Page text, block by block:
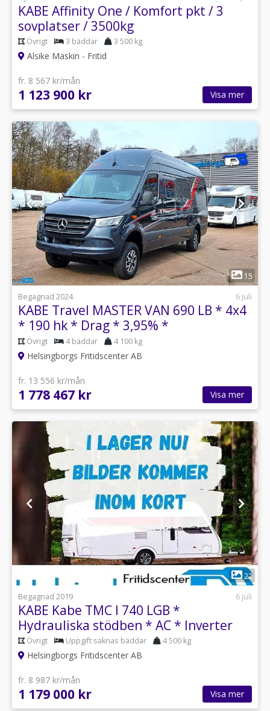
KABE Affinity One / Komfort pkt / 3
sovplatser / 3500kg
Övrigt 3 bäddar 3 500 kg
Alsike Maskin - Fritid
fr. 8 567 kr/mån
1 123 900 kr Visa mer
1
15
Begagnad 2024
6 juli
KABE Travel MASTER VAN 690 LB * 4x4
* 190 hk * Drag * 3,95% *
Övrigt 4 bäddar 4 100 kg
Helsingborgs Fritidscenter AB
fr. 13 556 kr/mån
1 778 467 kr Visa mer
22
Begagnad 2019
6 juli
KABE Kabe TMC I 740 LGB *
Hydrauliska stödben * AC * Inverter
Övrigt Uppgift saknas bäddar 4 500 kg
Helsingborgs Fritidscenter AB
fr. 8 987 kr/mån
1 179 000 kr Visa mer